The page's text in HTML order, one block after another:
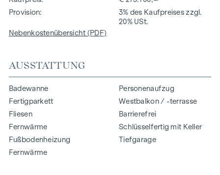
Provision
3% des Kaufpreises zzgl.
20% USt.
Nebenkostenübersicht (PDF)
AUSSTATTUNG
Badewanne
Fertigparkett
Fliesen
Fernwärme
Fußbodenheizung
Fernwärme
Personenaufzug
Westbalkon / -terrasse
Barrierefrei
Schlüsselfertig mit Keller
Tiefgarage